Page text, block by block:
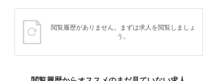
閲覧履歴がありません。まずは求人を閲覧しましょ
う。